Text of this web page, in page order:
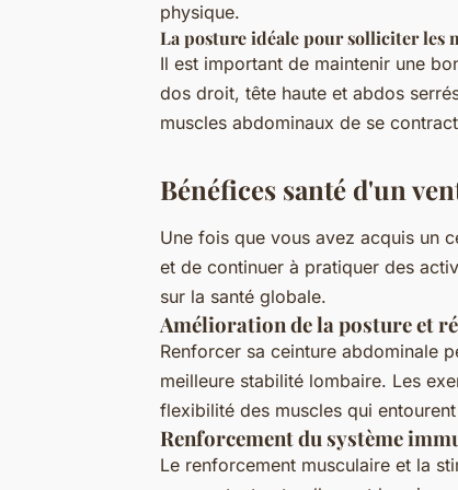
physique.
La posture idéale pour solliciter les
Il est important de maintenir une
dos droit, tête haute et abdos
muscles abdominaux de se
Bénéfices santé d'un
Une fois que vous avez acquis un
et de continuer à pratiquer des
sur la santé globale.
Amélioration de la posture et
Renforcer sa ceinture abdominale
meilleure stabilité lombaire. Les
flexibilité des muscles qui
Renforcement du système
Le renforcement musculaire et la